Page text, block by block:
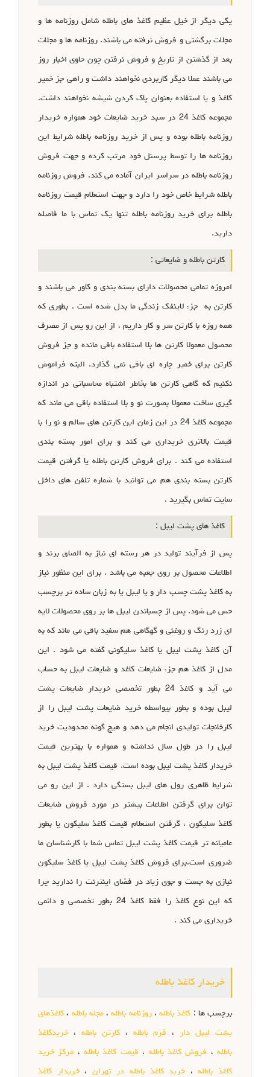
یکی دیگر از خیل عظیم کاغذ های باطله شامل روزنامه ها و
مجلات برگشتی و فروش نرفته می باشند. روزنامه ها و مجلات
بعد از گذشتن از تاریخ و فروش نرفتن چون حاوی اخبار روز
می باشند عملا دیگر کاربردی نخواهند داشت و راهی جز خمیر
کاغذ و یا استفاده بعنوان پاک کردن شیشه نخواهند داشت.
مجموعه کاغذ 24 در سبد خرید ضایعات خود همواره خریدار
روزنامه باطله بوده و پس از خرید روزنامه باطله شرایط این
روزنامه ها را توسط پرسنل خود مرتب کرده و جهت فروش
روزنامه باطله در سراسر ایران آماده می کند. فروش روزنامه
باطله شرایط خاص خود را دارد و جهت استعلام قیمت روزنامه
باطله برای خرید روزنامه باطله تنها یک تماس با ما فاصله
دارید.
کارتن باطله و ضایعاتی :
امروزه تمامی محصولات دارای بسته بندی و کاور می باشند و
کارتن به جزء لاینفک زندگی ما بدل شده است . بطوری که
همه روزه با کارتن سر و کار داریم ، از این رو پس از مصرف
محصول معمولا کارتن ها بلا استفاده باقی مانده و جز فروش
کارتن برای خمیر چاره ای باقی نمی گذارد. البته فراموش
نکنیم که گاهی کارتن ها بخاطر اشتباه محاسباتی در اندازه
گیری ساخت معمولا بصورت نو و بلا استفاده باقی می ماند که
مجموعه کاغذ 24 در این زمان این کارتن های سالم و نو را با
قیمت بالاتری خریداری می کند و برای امور بسته بندی
استفاده می کند . برای فروش کارتن باطله یا گرفتن قیمت
کارتن بسته بندی هم می توانید با شماره تلفن های داخل
سایت تماس بگیرید .
کاغذ های پشت لیبل :
پس از فرآیند تولید در هر رسته ای نیاز به الصاق برند و
اطلاعات محصول بر روی جعبه می باشد . برای این منظور نیاز
به کاغذ پشت چسب دار و یا لیبل یا به زبان ساده تر برچسب
حس می شود. پس از چسباندن لیبل ها بر روی محصولات لایه
ای زرد رنگ و روغنی و گهگاهی هم سفید باقی می ماند که به
آن کاغذ پشت لیبل یا کاغذ سلیکونی گفته می شود . این
مدل از کاغذ هم جزء ضایعات کاغد و ضایعات لیبل به حساب
می آید و کاغذ 24 بطور تخصصی خریدار ضایعات پشت
لیبل بوده و بطور بیواسطه خرید ضایعات پشت لیبل را از
کارخانجات تولیدی انجام می دهد و هیچ گونه محدودیت خرید
لیبل را در طول سال نداشته و همواره با بهترین قیمت
خریدار کاغذ پشت لیبل بوده است. قیمت کاغذ پشت لیبل به
شرایط ظاهری رول های لیبل بستگی دارد . از این رو می
توان برای گرفتن اطلاعات بیشتر در مورد فروش ضایعات
کاغذ سلیکون ، گرفتن استعلام قیمت کاغذ سلیکون یا بطور
عامیانه تر قیمت کاغذ پشت لیبل تماس شما با کارشناسان ما
ضروری است.برای فروش کاغذ پشت لیبل یا کاغذ سلیکون
نیازی به جست و جوی زیاد در فضای اینترنت را ندارید چرا
که این نوع کاغذ را فقط کاغذ 24 بطور تخصصی و دائمی
خریداری می کند .
خریدار کاغذ باطله
برچسب ها : کاغذ باطله ،روزنامه باطله،مجله باطله ، کاغذهای
پشت لیبل دار
، فرم باطله ،کارتن باطله ، خریدکاغذ
باطله، فروش کاغذ باطله ، قیمت کاغذ باطله، مرکز خرید
کاغذ باطله، خرید کاغذ باطله در تهران ،خریدار کاغذ